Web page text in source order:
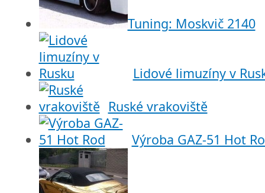
Tuning: Moskvič 2140
Lidové limuzíny v
Ruské vrakoviště
Výroba GAZ-51 Hot